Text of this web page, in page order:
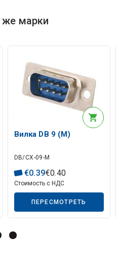
же марки
Вилка DB 9 (M)
DB/CX-09-M
€0.39€0.40
Стоимость с НДС
ПЕРЕСМОТРЕТЬ